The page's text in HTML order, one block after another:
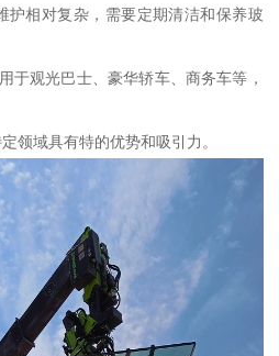
护相对复杂，需要定期清洁和保养玻
于观光巴士、豪华轿车、商务车等，
领域具有特的优势和吸引力。